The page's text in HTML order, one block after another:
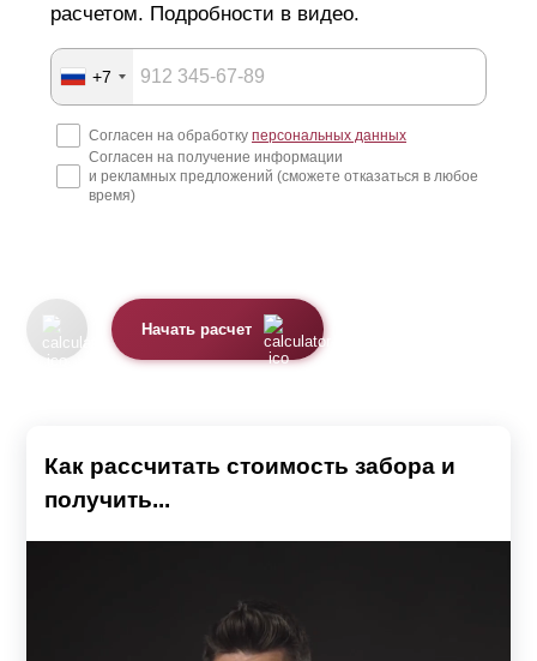
расчетом. Подробности в видео.
+7
Согласен на обработку персональных данных
Согласен на получение информации
и рекламных предложений (сможете отказаться в любое
время)
Начать расчет
Как рассчитать стоимость забора и
получить...